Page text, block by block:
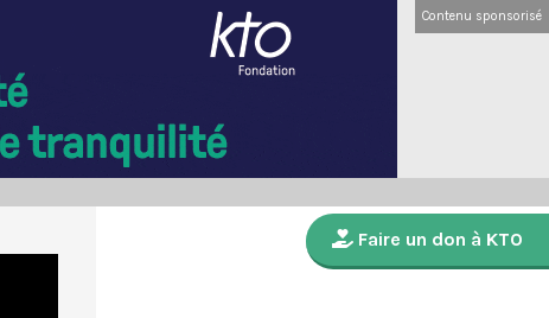
Contenu sponsorisé
Faire un don à KTO